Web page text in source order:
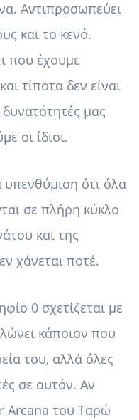
Αντιπροσωπεύει
και το κενό.
που έχουμε
τίποτα δεν είναι
μας
οι ίδιοι.
υπενθύμιση ότι όλα
σε πλήρη κύκλο
και της
χάνεται ποτέ.
0 σχετίζεται με
κάποιον που
του, αλλά όλες
σε αυτόν. Αν
Arcana του Ταρώ